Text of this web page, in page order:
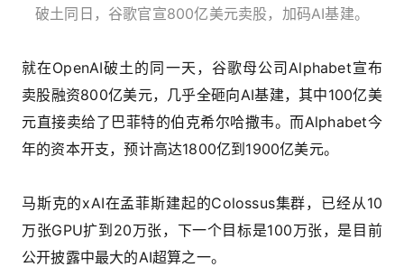
破土同日，谷歌官宣800亿美元卖股，加码AI基建。
就在OpenAI破土的同一天，谷歌母公司Alphabet宣布
卖股融资800亿美元，几乎全砸向AI基建，其中100亿美
元直接卖给了巴菲特的伯克希尔哈撒韦。而Alphabet今
年的资本开支，预计高达1800亿到1900亿美元。
马斯克的xAI在孟菲斯建起的Colossus集群，已经从10
万张GPU扩到20万张，下一个目标是100万张，是目前
公开披露中最大的AI超算之一。